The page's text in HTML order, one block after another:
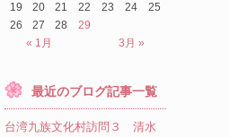
« 1月 3月 »
19
20 21 22 23 24
25
26
27 28 29
最近のブログ記事一覧
台湾九族文化村訪問３ 清水